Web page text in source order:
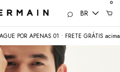
BR
0
POR APENAS 01 • FRETE GRÁTIS acima de